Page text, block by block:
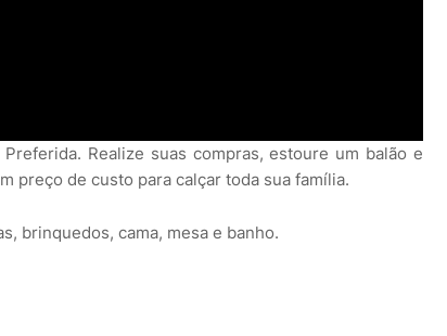
Realize suas compras, estoure um balão e
preço de custo para calçar toda sua família.
brinquedos, cama, mesa e banho.